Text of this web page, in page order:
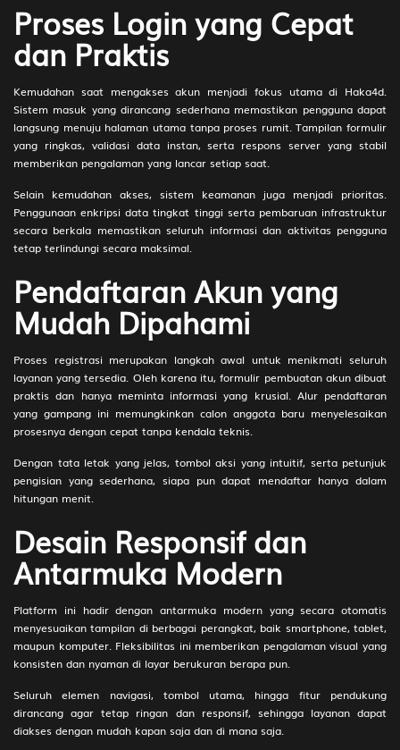
202
Kepala Polisi - Cecak,Cicak -
Karambol - Delima - Handuk -
Sentiyaki
2D
60 (68-
32-93-
203
Pedagang - Kecoak -
Gendongan - Kacamata - Buku -
Baladewa
2D
61 (65-
27-92-
77)
204
Pendekar Wanita - Kumbang -
Treksando - Bantal - Jendela -
Larasati
2D
63 (64-
79)
205
Dewa Uang - Kuda Laut -
Bandulan - Apel - Guling - Betara
Indra
2D
46-98-
206
Raja Setan - Ikan Hiu - Kayang -
Klompen - Petromak - Kala
Srenggi
2D
65 (61-
04-90-
207
Dewa Bumi - Jerapah - Sawatan -
Sukun - Gelas - Anta Boga
2D
66 (52-
24-25-
74)
208
Pembuat Pedang - Burung Hantu
Cepot
78)
209
Pencari Jejak - Mimi - Engkleh -
210
Panglima - Keledai - Tarik
Tambang - Lampu Minyak -
Rumah Makan - Adipati Karna
72)
211
Dewa Langit - Ikan Terbang - Ik
Ol - Kran Air - Arloji - Betara Guru
2D
72 (71-
20-40-
212
Tuan Tanah - Semut - Tulupan -
Anting-Anting - Bintang -
Dursasana
2D
73 (80-
34-31-
Proses Login yang Cepat
dan Praktis
Kemudahan saat mengakses akun menjadi fokus utama di Haka4d.
Sistem masuk yang dirancang sederhana memastikan pengguna dapat
langsung menuju halaman utama tanpa proses rumit. Tampilan formulir
yang ringkas, validasi data instan, serta respons server yang stabil
memberikan pengalaman yang lancar setiap saat.
Selain kemudahan akses, sistem keamanan juga menjadi prioritas.
Penggunaan enkripsi data tingkat tinggi serta pembaruan infrastruktur
secara berkala memastikan seluruh informasi dan aktivitas pengguna
tetap terlindungi secara maksimal.
Pendaftaran Akun yang
Mudah Dipahami
Proses registrasi merupakan langkah awal untuk menikmati seluruh
layanan yang tersedia. Oleh karena itu, formulir pembuatan akun dibuat
praktis dan hanya meminta informasi yang krusial. Alur pendaftaran
yang gampang ini memungkinkan calon anggota baru menyelesaikan
prosesnya dengan cepat tanpa kendala teknis.
Dengan tata letak yang jelas, tombol aksi yang intuitif, serta petunjuk
pengisian yang sederhana, siapa pun dapat mendaftar hanya dalam
hitungan menit.
Desain Responsif dan
Antarmuka Modern
Platform ini hadir dengan antarmuka modern yang secara otomatis
menyesuaikan tampilan di berbagai perangkat, baik smartphone, tablet,
maupun komputer. Fleksibilitas ini memberikan pengalaman visual yang
konsisten dan nyaman di layar berukuran berapa pun.
Seluruh elemen navigasi, tombol utama, hingga fitur pendukung
dirancang agar tetap ringan dan responsif, sehingga layanan dapat
diakses dengan mudah kapan saja dan di mana saja.